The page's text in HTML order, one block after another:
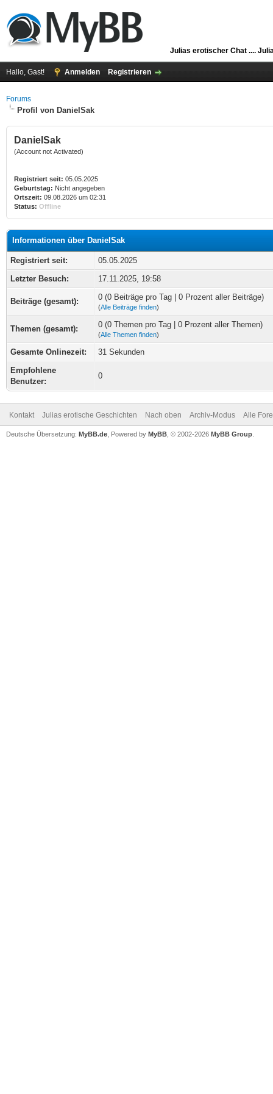
Julias erotischer Chat ....
Hallo, Gast! Anmelden Registrieren
Forums
Profil von DanielSak
DanielSak
(Account not Activated)
Registriert seit: 05.05.2025
Geburtstag: Nicht angegeben
Ortszeit: 09.08.2026 um 02:31
Status: Offline
Informationen über DanielSak
Registriert seit:
05.05.2025
Letzter Besuch:
17.11.2025, 19:58
Beiträge (gesamt): 0 (0 Beiträge pro Tag | 0 Prozent aller Beiträge)
(Alle Beiträge finden)
Themen (gesamt): 0 (0 Themen pro Tag | 0 Prozent aller Themen)
(Alle Themen finden)
Gesamte Onlinezeit:
31 Sekunden
Empfohlene
Benutzer:
0
Kontakt Julias erotische Geschichten Nach oben Archiv-Modus Alle
Deutsche Übersetzung: MyBB.de , Powered by MyBB , © 2002-2026 MyBB Group